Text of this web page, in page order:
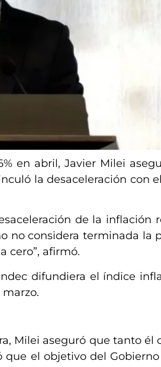
en abril, Javier Milei
la desaceleración con
de la inflación
no considera terminada la
cero”, afirmó.
difundiera el índice
Milei aseguró que tanto él
que el objetivo del